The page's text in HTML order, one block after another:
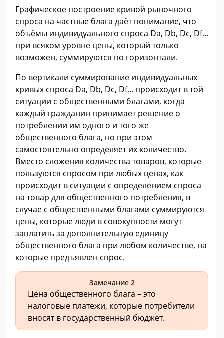
Графическое построение кривой рыночного
спроса на частные блага даёт понимание, что
объёмы индивидуального спроса Da, Db, Dc, Df,..
при всяком уровне цены, который только
возможен, суммируются по горизонтали.
По вертикали суммирование индивидуальных
кривых спроса Da, Db, Dc, Df,.. происходит в той
ситуации с общественными благами, когда
каждый гражданин принимает решение о
потреблении им одного и того же
общественного блага, но при этом
самостоятельно определяет их количество.
Вместо сложения количества товаров, которые
пользуются спросом при любых ценах, как
происходит в ситуации с определением спроса
на товар для общественного потребления, в
случае с общественными благами суммируются
цены, которые люди в совокупности могут
заплатить за дополнительную единицу
общественного блага при любом количестве, на
которые предъявлен спрос.
Замечание 2
Цена общественного блага – это
налоговые платежи, которые потребители
вносят в государственный бюджет.